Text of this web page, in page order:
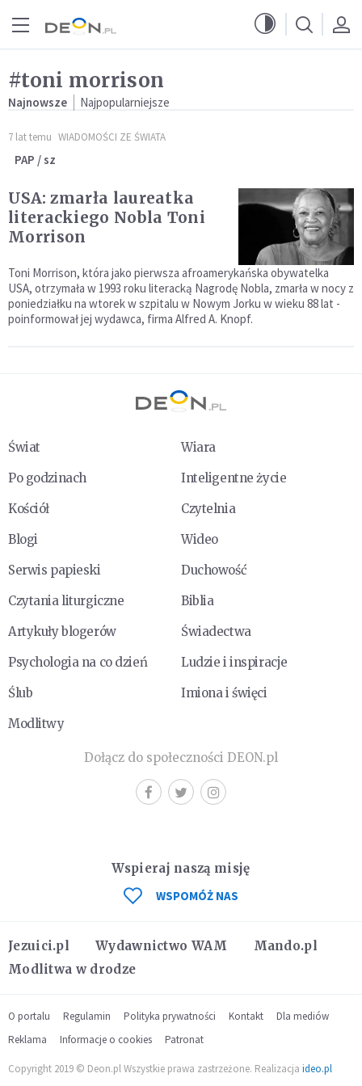
#toni morrison
Najnowsze Najpopularniejsze
7 lat temu WIADOMOŚCI ZE ŚWIATA
PAP / sz
USA: zmarła laureatka
literackiego Nobla Toni
Morrison
Toni Morrison, która jako pierwsza afroamerykańska obywatelka
USA, otrzymała w 1993 roku literacką Nagrodę Nobla, zmarła w nocy z
poniedziałku na wtorek w szpitalu w Nowym Jorku w wieku 88 lat -
poinformował jej wydawca, firma Alfred A. Knopf.
Świat
Wiara
Po godzinach
Inteligentne życie
Kościół
Czytelnia
Blogi
Wideo
Serwis papieski
Duchowość
Czytania liturgiczne
Biblia
Artykuły blogerów
Świadectwa
Psychologia na co dzień
Ludzie i inspiracje
Ślub
Imiona i święci
Modlitwy
Dołącz do społeczności DEON.pl
Jezuici.pl Wydawnictwo WAM
Mando.pl
Modlitwa w drodze
Wspieraj naszą misję
WSPOMÓŻ NAS
O portalu Regulamin Polityka prywatności Kontakt
Dla mediów
Reklama
Informacje o cookies Patronat
Copyright 2019 © Deon.pl Wszystkie prawa zastrzeżone. Realizacja ideo.pl